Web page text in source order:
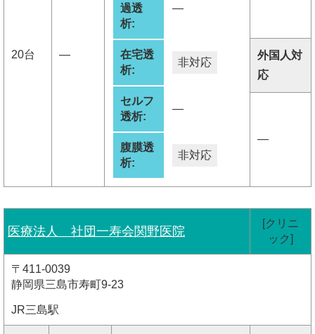
20台 ―
過透
析:
―
在宅透
析:
非対応
セルフ
透析:
―
腹膜透
析:
非対応
外国人対
応
―
医療法人 社団一寿会関野医院
[クリニ
ック]
〒411-0039
静岡県三島市寿町9-23
JR三島駅